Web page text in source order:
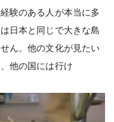
験のある人が本当に多
日本と同じで大きな島
ん。他の文化が見たい
他の国には行け